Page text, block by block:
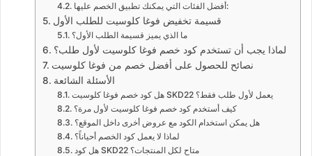
أفضل الفئات التي يمكنك تطبيق الخصم عليها:
قسيمة تخفيض فوغا كلوسيت للطلب الأول
ما الذي يميز قسيمة الطلب الأول؟
لماذا يجب أن تستخدم كود خصم فوغا كلوسيت لأول طلب؟
نصائح للحصول على أفضل خصم من فوغا كلوسيت
هل كود خصم فوغا كلوسيت SKD22 يعمل لأول طلب فقط؟
كيف أستخدم كود خصم فوغا كلوسيت لأول مرة؟
هل يمكن استخدام الكود مع عروض أخرى داخل الموقع؟
لماذا لا يعمل كود الخصم أحياناً؟
هل كود SKD22 متاح لكل المنتجات؟